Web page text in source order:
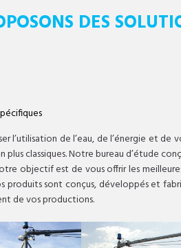
DES
l’utilisation de l’eau, de l’énergie et
plus classiques. Notre bureau d’étude
objectif est de vous offrir les
produits sont conçus, développés et
de vos productions.